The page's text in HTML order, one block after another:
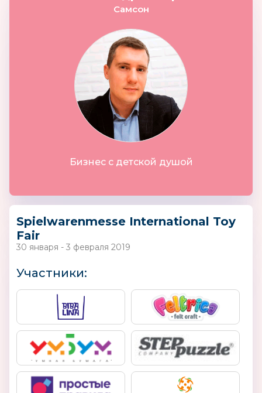
Самсон
Бизнес с детской душой
Spielwarenmesse International Toy
Fair
30 января - 3 февраля 2019
Участники: